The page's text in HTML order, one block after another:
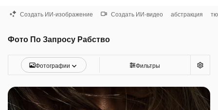
Создать ИИ-изображение Создать ИИ-видео абстракция
Фото По Запросу Рабство
Фотографии Фильтры